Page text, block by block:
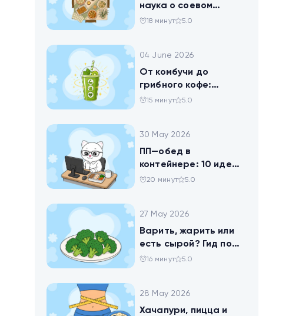
наука о соевом
твороге, который
18 минут 5.0
04 June 2026
От комбучи до
грибного кофе:
разбираемся в
15 минут 5.0
30 May 2026
ПП—обед в
контейнере: 10 идей
для офисников,
20 минут 5.0
27 May 2026
Варить, жарить или
есть сырой? Гид по
брокколи
16 минут 5.0
28 May 2026
Хачапури, пицца и